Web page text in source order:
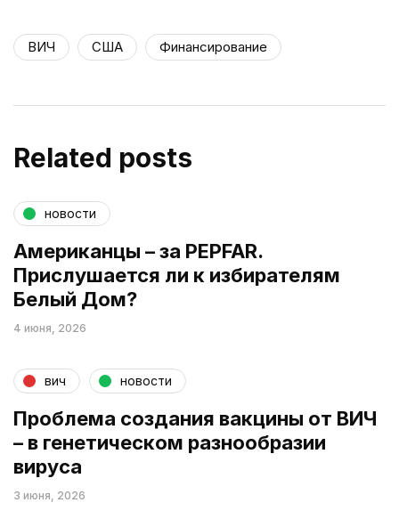
ВИЧ США Финансирование
Related posts
новости
Американцы – за PEPFAR.
Прислушается ли к избирателям
Белый Дом?
4 июня, 2026
вич новости
Проблема создания вакцины от ВИЧ
– в генетическом разнообразии
вируса
3 июня, 2026